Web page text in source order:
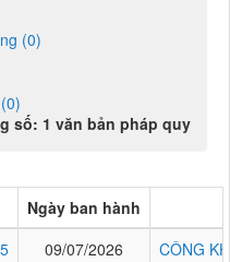
(0)
số: 1 văn bản pháp quy
Ngày ban hành
09/07/2026 CÔNG